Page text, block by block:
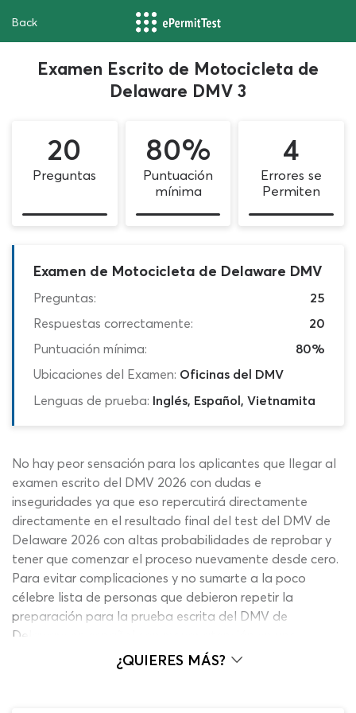
Back
Examen Escrito de Motocicleta de
Delaware DMV 3
20
Preguntas
80%
Puntuación
mínima
4
Errores se
Permiten
Examen de Motocicleta de Delaware DMV
Preguntas:
25
Respuestas correctamente:
20
Puntuación mínima:
80%
Ubicaciones del Examen: Oficinas del DMV
Lenguas de prueba: Inglés, Español, Vietnamita
No hay peor sensación para los aplicantes que llegar al
examen escrito del DMV 2026 con dudas e
inseguridades ya que eso repercutirá directamente
directamente en el resultado final del test del DMV de
Delaware 2026 con altas probabilidades de reprobar y
tener que comenzar el proceso nuevamente desde cero.
Para evitar complicaciones y no sumarte a la poco
célebre lista de personas que debieron repetir la
preparación para la prueba escrita del DMV de
Delaware en español con mayor atención en una
segunda ocasión, puedes aprovechar al máximo este
cuestionario del DMV de manejo de Delaware que
¿QUIERES MÁS?